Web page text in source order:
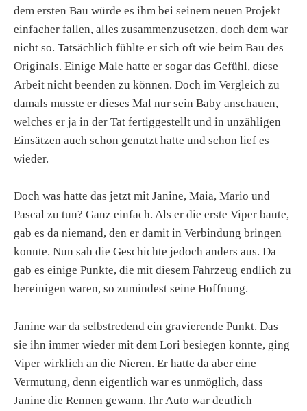
dem ersten Bau würde es ihm bei seinem neuen Projekt
einfacher fallen, alles zusammenzusetzen, doch dem war
nicht so. Tatsächlich fühlte er sich oft wie beim Bau des
Originals. Einige Male hatte er sogar das Gefühl, diese
Arbeit nicht beenden zu können. Doch im Vergleich zu
damals musste er dieses Mal nur sein Baby anschauen,
welches er ja in der Tat fertiggestellt und in unzähligen
Einsätzen auch schon genutzt hatte und schon lief es
wieder.
Doch was hatte das jetzt mit Janine, Maia, Mario und
Pascal zu tun? Ganz einfach. Als er die erste Viper baute,
gab es da niemand, den er damit in Verbindung bringen
konnte. Nun sah die Geschichte jedoch anders aus. Da
gab es einige Punkte, die mit diesem Fahrzeug endlich zu
bereinigen waren, so zumindest seine Hoffnung.
Janine war da selbstredend ein gravierende Punkt. Das
sie ihn immer wieder mit dem Lori besiegen konnte, ging
Viper wirklich an die Nieren. Er hatte da aber eine
Vermutung, denn eigentlich war es unmöglich, dass
Janine die Rennen gewann. Ihr Auto war deutlich